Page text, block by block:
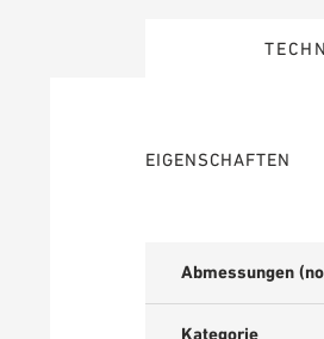
EIGENSCHAFTEN
Abmessungen